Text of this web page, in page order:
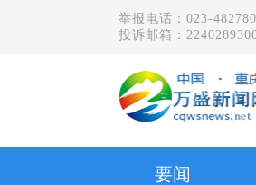
举报电话：023-
投诉邮箱：
要闻